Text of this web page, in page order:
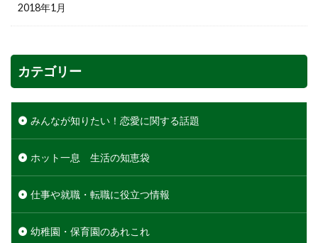
2018年1月
カテゴリー
みんなが知りたい！恋愛に関する話題
ホット一息 生活の知恵袋
仕事や就職・転職に役立つ情報
幼稚園・保育園のあれこれ